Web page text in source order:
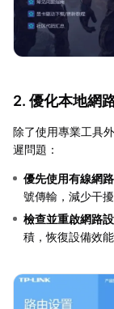
2. 優化本地網
除了使用專業工具
遲問題：
優先使用有線網路
號傳輸，減少干擾
檢查並重啟網路
積，恢復設備效能